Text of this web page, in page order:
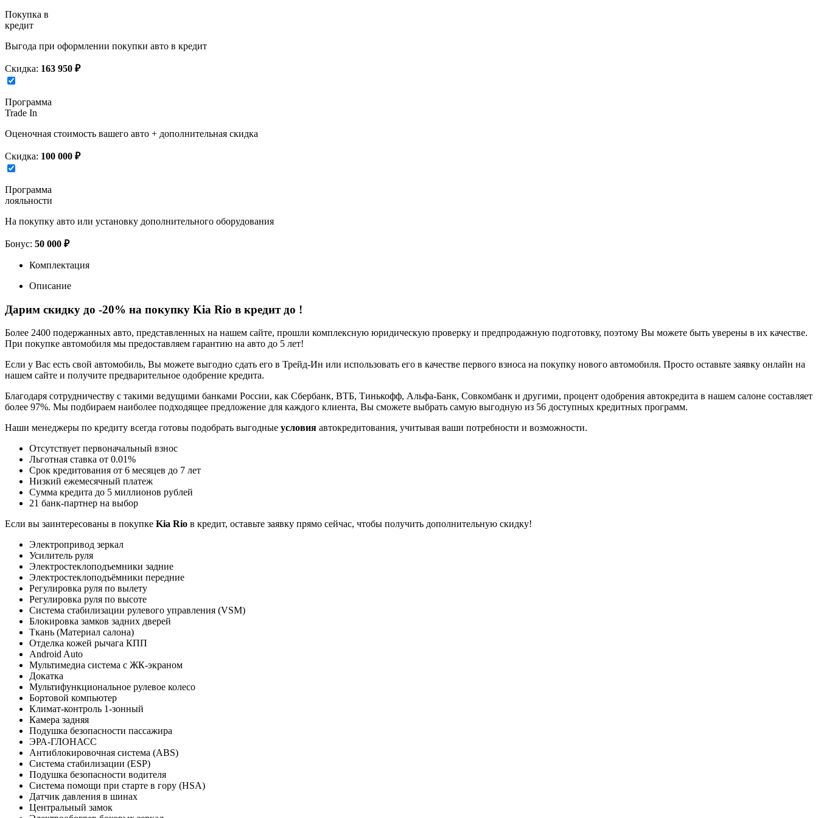
Покупка в
кредит
Выгода при оформлении покупки авто в кредит
Скидка: 163 950 ₽
Программа
Trade In
Оценочная стоимость вашего авто + дополнительная скидка
Скидка: 100 000 ₽
Программа
лояльности
На покупку авто или установку дополнительного оборудования
Бонус: 50 000 ₽
Комплектация
Описание
Дарим скидку до -20% на покупку Kia Rio в кредит до !
Более 2400 подержанных авто, представленных на нашем сайте, прошли комплексную юридическую проверку и предпродажную подготовку, поэтому Вы можете быть уверены в их качестве.
При покупке автомобиля мы предоставляем гарантию на авто до 5 лет!
Если у Вас есть свой автомобиль, Вы можете выгодно сдать его в Трейд-Ин или использовать его в качестве первого взноса на покупку нового автомобиля. Просто оставьте заявку онлайн на
нашем сайте и получите предварительное одобрение кредита.
Благодаря сотрудничеству с такими ведущими банками России, как Сбербанк, ВТБ, Тинькофф, Альфа-Банк, Совкомбанк и другими, процент одобрения автокредита в нашем салоне составляет
более 97%. Мы подбираем наиболее подходящее предложение для каждого клиента, Вы сможете выбрать самую выгодную из 56 доступных кредитных программ.
Наши менеджеры по кредиту всегда готовы подобрать выгодные условия автокредитования, учитывая ваши потребности и возможности.
Отсутствует первоначальный взнос
Льготная ставка от 0.01%
Срок кредитования от 6 месяцев до 7 лет
Низкий ежемесячный платеж
Сумма кредита до 5 миллионов рублей
21 банк-партнер на выбор
Если вы заинтересованы в покупке Kia Rio в кредит, оставьте заявку прямо сейчас, чтобы получить дополнительную скидку!
Электропривод зеркал
Усилитель руля
Электростеклоподъемники задние
Электростеклоподъёмники передние
Регулировка руля по вылету
Регулировка руля по высоте
Система стабилизации рулевого управления (VSM)
Блокировка замков задних дверей
Ткань (Материал салона)
Отделка кожей рычага КПП
Android Auto
Мультимедиа система с ЖК-экраном
Докатка
Мультифункциональное рулевое колесо
Бортовой компьютер
Климат-контроль 1-зонный
Камера задняя
Подушка безопасности пассажира
ЭРА-ГЛОНАСС
Антиблокировочная система (ABS)
Система стабилизации (ESP)
Подушка безопасности водителя
Система помощи при старте в гору (HSA)
Датчик давления в шинах
Центральный замок